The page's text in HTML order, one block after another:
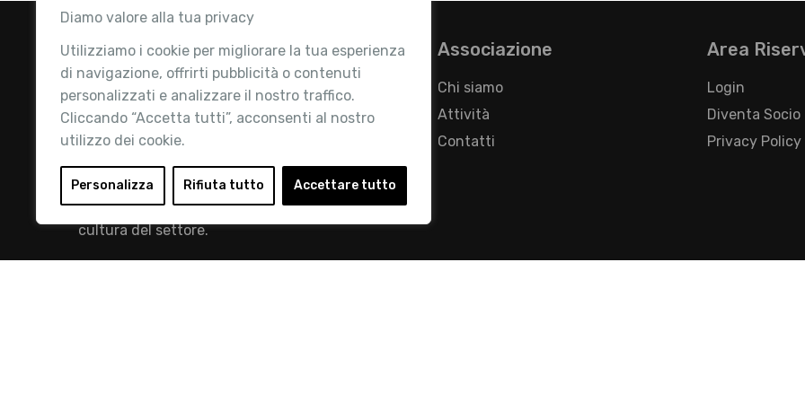
Diamo valore alla tua privacy
Utilizziamo i cookie per migliorare la tua esperienza
di navigazione, offrirti pubblicità o contenuti
personalizzati e analizzare il nostro traffico.
Cliccando “Accetta tutti”, acconsenti al nostro
utilizzo dei cookie.
Personalizza Rifiuta tutto Accettare tutto
Retail Institute Italy è l’Associazione di
riferimento per l'Ecosistema Retail: la nostra
mission è quella di promuovere lo sviluppo e la
cultura del settore.
Associazione
Chi siamo
Attività
Contatti
Area
Login
Diventa Socio
Privacy Policy